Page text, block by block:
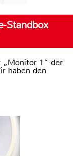
Standbox
„Monitor 1“ der
haben den